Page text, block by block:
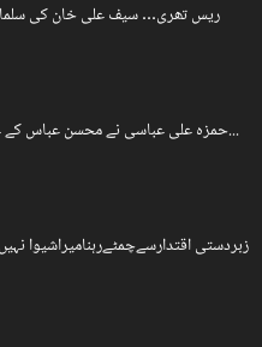
ریس تھری… سیف علی خان کی
حمزہ علی عباسی نے محسن عباس کے عمل کو ناقابلِ معافی...
زبردستی اقتدارسےچمٹےرہنامیراشیوا